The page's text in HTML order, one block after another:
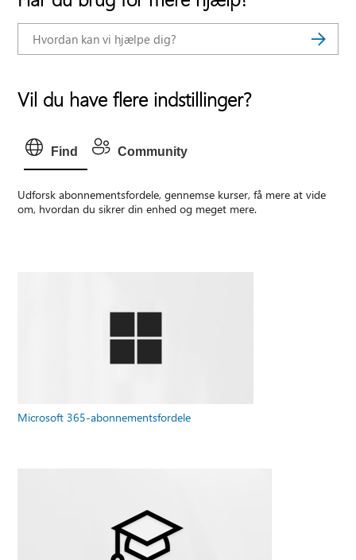
Vil du have flere indstillinger?
Find Community
Udforsk abonnementsfordele, gennemse kurser, få mere at vide
om, hvordan du sikrer din enhed og meget mere.
Microsoft 365-abonnementsfordele